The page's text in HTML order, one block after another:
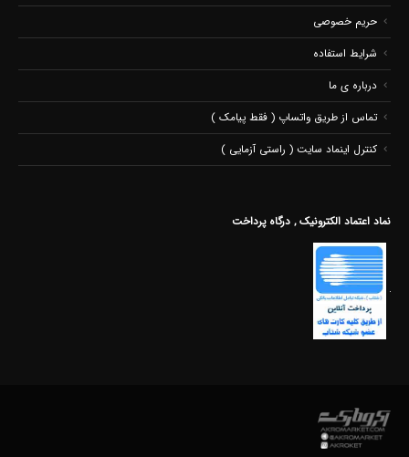
حریم خصوصی
شرایط استفاده
درباره ی ما
تماس از طریق واتساپ ( فقط پیامک )
کنترل اینماد سایت ( راستی آزمایی )
نماد اعتماد الکترونیک , درگاه پرداخت